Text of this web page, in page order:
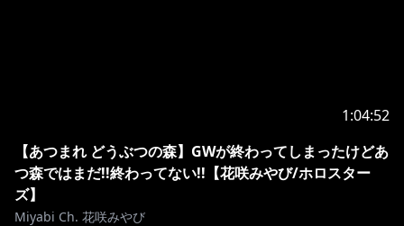
花咲みやびのTwitter
@miyabihanasaki：
https://twitter.com/miyabihanasaki
1:04:52
【あつまれ どうぶつの森】GWが終わってしまったけどあ
つ森ではまだ!!終わってない!!【花咲みやび/ホロスター
ズ】
Miyabi Ch. 花咲みやび